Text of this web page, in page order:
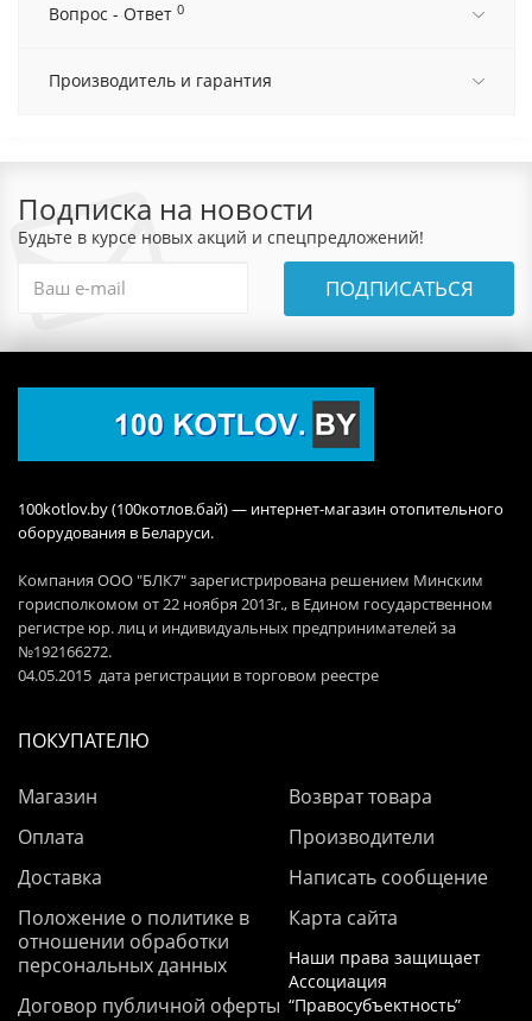
Вопрос - Ответ 0
Производитель и гарантия
Подписка на новости
Будьте в курсе новых акций и спецпредложений!
ПОДПИСАТЬСЯ
100kotlov.by (100котлов.бай) — интернет-магазин отопительного
оборудования в Беларуси.
Компания ООО "БЛК7" зарегистрирована решением Минским
горисполкомом от 22 ноября 2013г., в Едином государственном
регистре юр. лиц и индивидуальных предпринимателей за
№192166272.
04.05.2015 дата регистрации в торговом реестре
ПОКУПАТЕЛЮ
Магазин
Оплата
Доставка
Положение о политике в
отношении обработки
персональных данных
Договор публичной оферты
Возврат товара
Производители
Написать сообщение
Карта сайта
Наши права защищает
Ассоциация
“Правосубъектность”